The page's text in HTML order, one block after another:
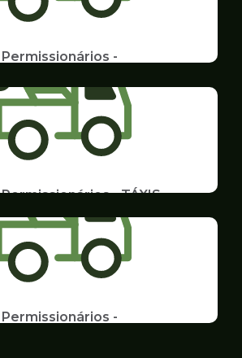
-
Requerimento
- TÁXIS
-